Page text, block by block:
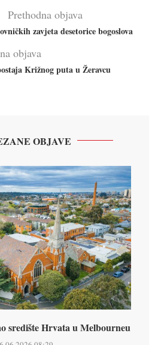
Prethodna objava
zavjeta desetorice bogoslova
objava
Križnog puta u Žeravcu
OBJAVE
središte Hrvata u Melbourneu